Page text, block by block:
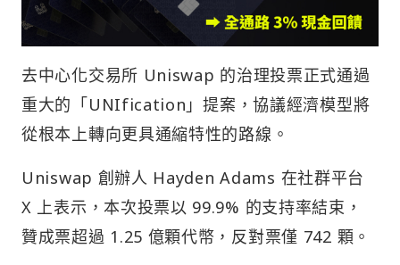
去中心化交易所 Uniswap 的治理投票正式通過
重大的「UNIfication」提案，協議經濟模型將
從根本上轉向更具通縮特性的路線。
Uniswap 創辦人 Hayden Adams 在社群平台
X 上表示，本次投票以 99.9% 的支持率結束，
贊成票超過 1.25 億顆代幣，反對票僅 742 顆。